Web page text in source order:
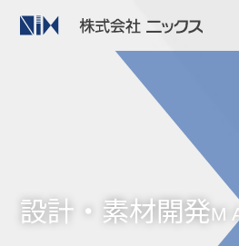
プラスチックファス
ケーブルマーカー
防虫忌避製品ARINIX
設計・素材開発